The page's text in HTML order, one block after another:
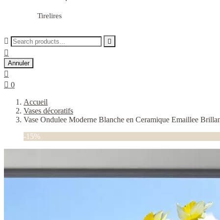
Tirelires
 

Annuler

 0
Accueil
Vases décoratifs
Vase Ondulee Moderne Blanche en Ceramique Emaillee
-15%